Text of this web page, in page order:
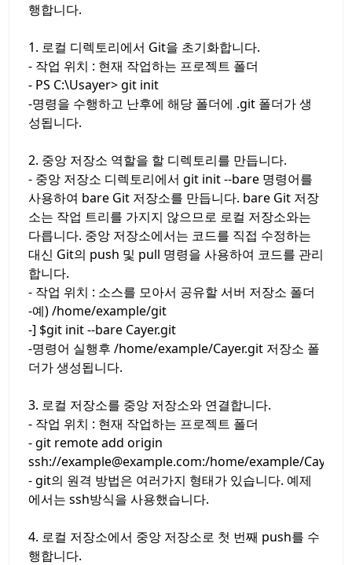
행합니다.
1. 로컬 디렉토리에서 Git을 초기화합니다.
- 작업 위치 : 현재 작업하는 프로젝트 폴더
- PS C:\Usayer> git init
-명령을 수행하고 난후에 해당 폴더에 .git 폴더가 생
성됩니다.
2. 중앙 저장소 역할을 할 디렉토리를 만듭니다.
- 중앙 저장소 디렉토리에서 git init --bare 명령어를
사용하여 bare Git 저장소를 만듭니다. bare Git 저장
소는 작업 트리를 가지지 않으므로 로컬 저장소와는
다릅니다. 중앙 저장소에서는 코드를 직접 수정하는
대신 Git의 push 및 pull 명령을 사용하여 코드를 관리
합니다.
- 작업 위치 : 소스를 모아서 공유할 서버 저장소 폴더
-예) /home/example/git
-] $git init --bare Cayer.git
-명령어 실행후 /home/example/Cayer.git 저장소 폴
더가 생성됩니다.
3. 로컬 저장소를 중앙 저장소와 연결합니다.
- 작업 위치 : 현재 작업하는 프로젝트 폴더
- git remote add origin
ssh://example@example.com:/home/example/
- git의 원격 방법은 여러가지 형태가 있습니다. 예제
에서는 ssh방식을 사용했습니다.
4. 로컬 저장소에서 중앙 저장소로 첫 번째 push를 수
행합니다.